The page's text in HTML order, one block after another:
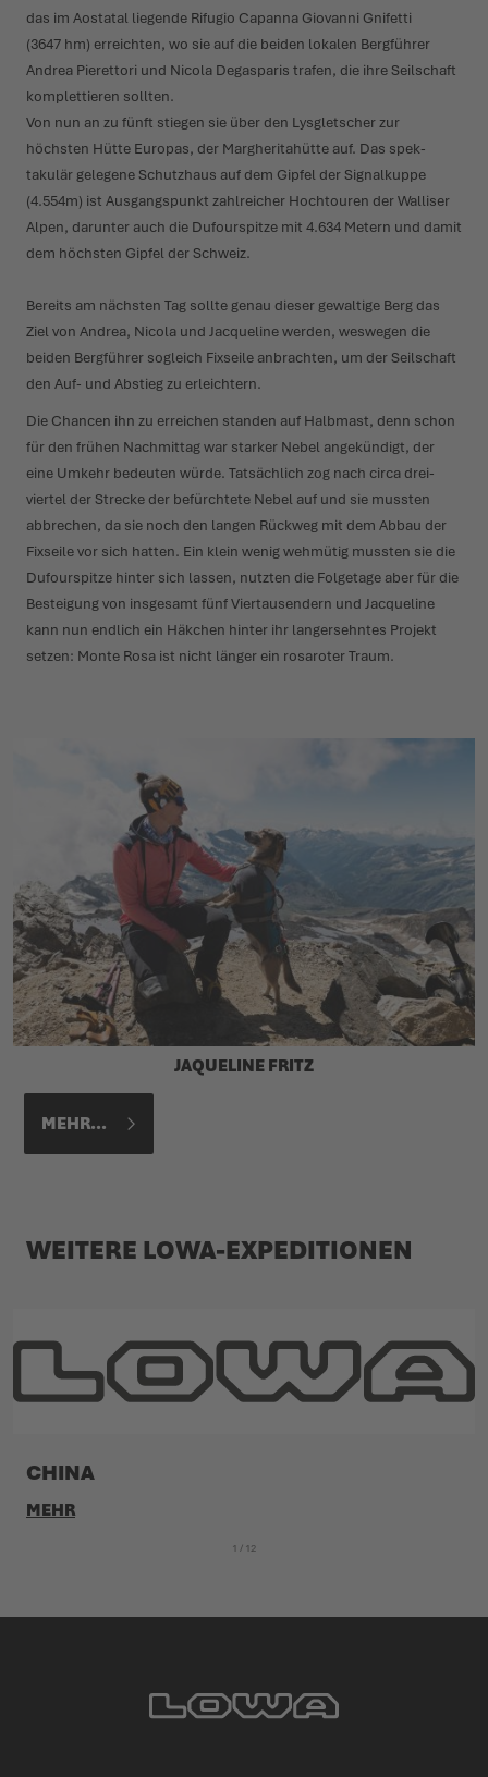
das im Aostatal liegende Rifugio Capanna Giovanni Gnifetti
(3647 hm) erreichten, wo sie auf die beiden lokalen Berg­führer
Andrea Pierettori und Nicola Degasparis trafen, die ihre Seil­schaft
komplet­tieren sollten.
Von nun an zu fünft stiegen sie über den Lysgletscher zur
höchsten Hütte Europas, der Marghe­ri­tahütte auf. Das spek­
takulär gelegene Schutzhaus auf dem Gipfel der Signalkuppe
(4.554m) ist Ausgangspunkt zahl­reicher Hoch­touren der Walliser
Alpen, darunter auch die Dufour­spitze mit 4.634 Metern und damit
dem höchsten Gipfel der Schweiz.
Bereits am nächsten Tag sollte genau dieser gewaltige Berg das
Ziel von Andrea, Nicola und Jacqueline werden, weswegen die
beiden Berg­führer sogleich Fixseile anbrachten, um der Seil­schaft
den Auf- und Abstieg zu erleichtern.
Die Chancen ihn zu erreichen standen auf Halbmast, denn schon
für den frühen Nach­mittag war starker Nebel ange­kündigt, der
eine Umkehr bedeuten würde. Tatsächlich zog nach circa drei­
viertel der Strecke der befürchtete Nebel auf und sie mussten
abbrechen, da sie noch den langen Rückweg mit dem Abbau der
Fixseile vor sich hatten. Ein klein wenig wehmütig mussten sie die
Dufour­spitze hinter sich lassen, nutzten die Folgetage aber für die
Besteigung von insgesamt fünf Vier­tau­sendern und Jacqueline
kann nun endlich ein Häkchen hinter ihr lang­er­sehntes Projekt
setzen: Monte Rosa ist nicht länger ein rosaroter Traum.
JAQUELINE FRITZ
MEHR...
WEITERE LOWA-EXPEDITIONEN
CHINA
MEHR
1 / 12